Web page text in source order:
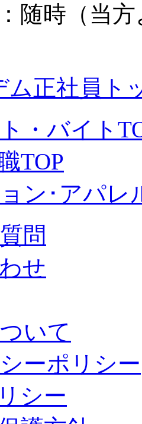
随時（当
ム正社員ト
・バイト
TOP
ン･アパレ
問
せ
いて
ーポリシー
シー